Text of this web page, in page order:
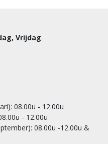
Vrijdag
08.00u - 12.00u
- 12.00u
08.00u -12.00u &